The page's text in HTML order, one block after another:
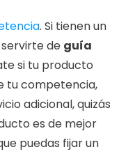
. Si tienen un
de guía
si tu producto
tu competencia,
adicional, quizás
es de mejor
puedas fijar un